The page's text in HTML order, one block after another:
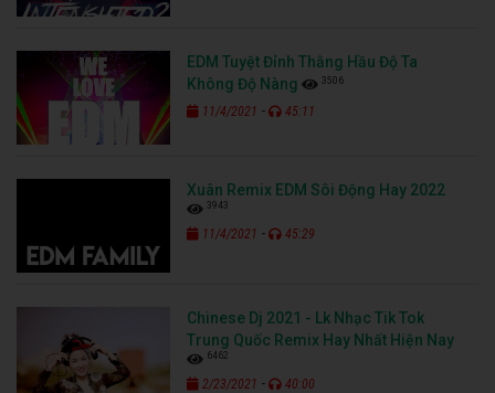
EDM Tuyệt Đỉnh Thằng Hầu Độ Ta
Không Độ Nàng
3506
11/4/2021 - 45:11
Xuân Remix EDM Sôi Động Hay 2022
3943
11/4/2021 - 45:29
Chinese Dj 2021 - Lk Nhạc Tik Tok
Trung Quốc Remix Hay Nhất Hiện Nay
6462
2/23/2021 - 40:00